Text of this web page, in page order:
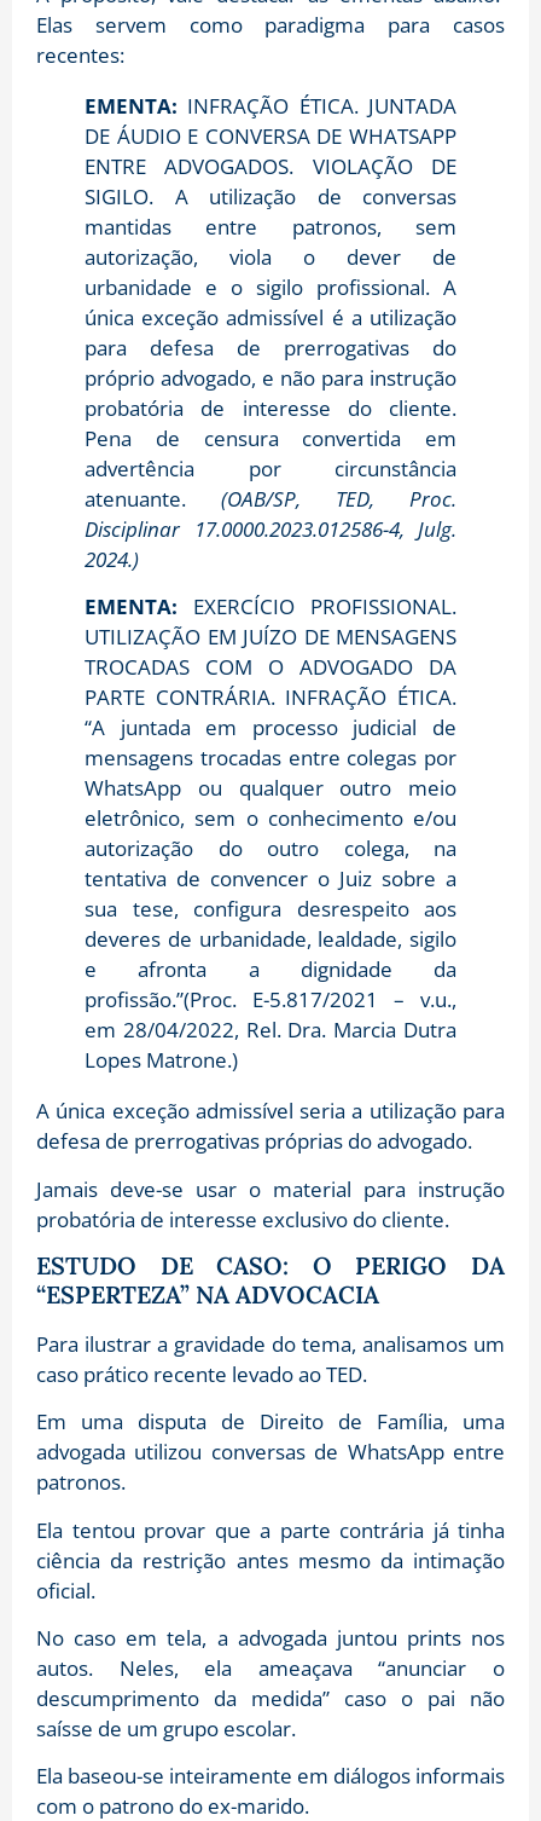
Elas servem como paradigma para casos
recentes:
EMENTA: INFRAÇÃO ÉTICA. JUNTADA
DE ÁUDIO E CONVERSA DE WHATSAPP
ENTRE ADVOGADOS. VIOLAÇÃO DE
SIGILO. A utilização de conversas
mantidas entre patronos, sem
autorização, viola o dever de
urbanidade e o sigilo profissional. A
única exceção admissível é a utilização
para defesa de prerrogativas do
próprio advogado, e não para instrução
probatória de interesse do cliente.
Pena de censura convertida em
advertência por circunstância
atenuante. (OAB/SP, TED, Proc.
Disciplinar 17.0000.2023.012586-4, Julg.
2024.)
EMENTA: EXERCÍCIO PROFISSIONAL.
UTILIZAÇÃO EM JUÍZO DE MENSAGENS
TROCADAS COM O ADVOGADO DA
PARTE CONTRÁRIA. INFRAÇÃO ÉTICA.
“A juntada em processo judicial de
mensagens trocadas entre colegas por
WhatsApp ou qualquer outro meio
eletrônico, sem o conhecimento e/ou
autorização do outro colega, na
tentativa de convencer o Juiz sobre a
sua tese, configura desrespeito aos
deveres de urbanidade, lealdade, sigilo
e afronta a dignidade da
profissão.”(Proc. E-5.817/2021 – v.u.,
em 28/04/2022, Rel. Dra. Marcia Dutra
Lopes Matrone.)
A única exceção admissível seria a utilização para
defesa de prerrogativas próprias do advogado.
Jamais deve-se usar o material para instrução
probatória de interesse exclusivo do cliente.
ESTUDO DE CASO: O PERIGO DA
“ESPERTEZA” NA ADVOCACIA
Para ilustrar a gravidade do tema, analisamos um
caso prático recente levado ao TED.
Em uma disputa de Direito de Família, uma
advogada utilizou conversas de WhatsApp entre
patronos.
Ela tentou provar que a parte contrária já tinha
ciência da restrição antes mesmo da intimação
oficial.
No caso em tela, a advogada juntou prints nos
autos. Neles, ela ameaçava “anunciar o
descumprimento da medida” caso o pai não
saísse de um grupo escolar.
Ela baseou-se inteiramente em diálogos informais
com o patrono do ex-marido.